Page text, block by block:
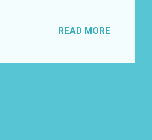
हासिल कर सकते हैं। सस्ती हुई
READ MORE